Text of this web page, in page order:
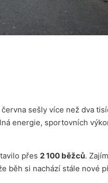
sešly více než dva
energie, sportovních
přes 2 100 běžců.
běh si nachází stále nové